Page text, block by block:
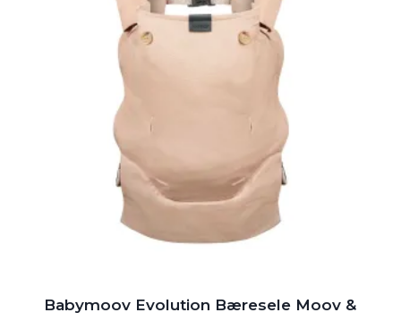
Babymoov Evolution Bæresele Moov &